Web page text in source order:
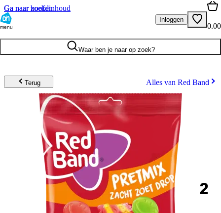
Ga naar hoofdinhoud
Ga naar zoeken
menu
Inloggen
0.00
Waar ben je naar op zoek?
Terug Alles van Red Band
2